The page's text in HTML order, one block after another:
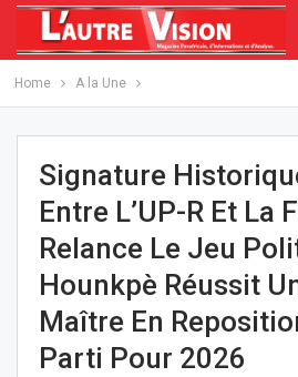
Home A la Une
Signature
Entre L’UP-R Et La
Relance Le Jeu
Hounkpè Réussit
Maître En
Parti Pour 2026